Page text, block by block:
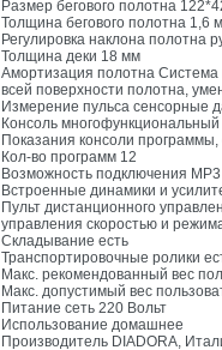
Размер бегового полотна
Толщина бегового полотна 1,6
Регулировка наклона полотна
Толщина деки 18 мм
Амортизация полотна
всей поверхности полотна,
Измерение пульса сенсорные
Консоль
Показания консоли программы,
Кол-во программ 12
Возможность подключения
Встроенные динамики и
Пульт дистанционного
управления скоростью и
Складывание есть
Транспортировочные ролики
Макс. рекомендованный вес
Макс. допустимый вес
Питание сеть 220 Вольт
Использование домашнее
Производитель DIADORA,